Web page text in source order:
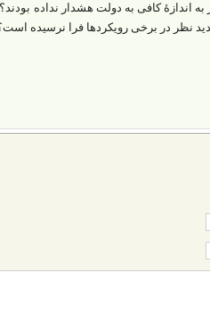
مشابه سال ۱۴۰۱ یا در سال‌های اخیر به اندازۀ کافی به دولت هشدار
نظر در برخی رویکردها فرا نرسیده